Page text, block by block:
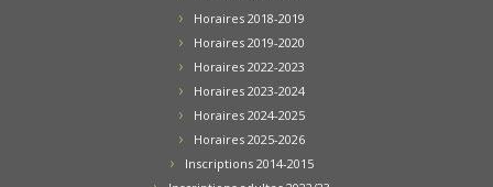
Horaires 2018-2019
Horaires 2019-2020
Horaires 2022-2023
Horaires 2023-2024
Horaires 2024-2025
Horaires 2025-2026
Inscriptions 2014-2015